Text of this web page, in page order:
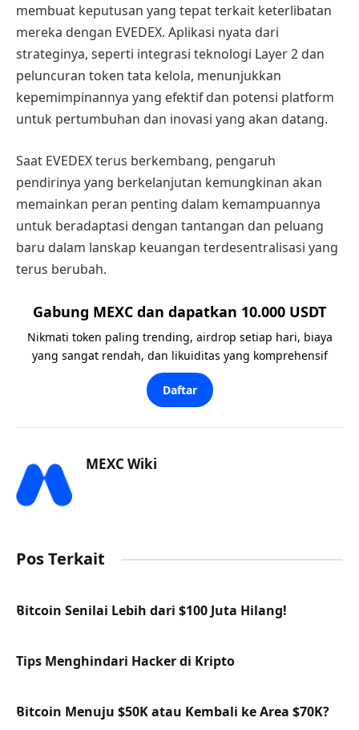
membuat keputusan yang tepat terkait keterlibatan
mereka dengan EVEDEX. Aplikasi nyata dari
strateginya, seperti integrasi teknologi Layer 2 dan
peluncuran token tata kelola, menunjukkan
kepemimpinannya yang efektif dan potensi platform
untuk pertumbuhan dan inovasi yang akan datang.
Saat EVEDEX terus berkembang, pengaruh
pendirinya yang berkelanjutan kemungkinan akan
memainkan peran penting dalam kemampuannya
untuk beradaptasi dengan tantangan dan peluang
baru dalam lanskap keuangan terdesentralisasi yang
terus berubah.
Gabung MEXC dan dapatkan 10.000 USDT
Nikmati token paling trending, airdrop setiap hari, biaya
yang sangat rendah, dan likuiditas yang komprehensif
Daftar
MEXC Wiki
Pos Terkait
Bitcoin Senilai Lebih dari $100 Juta Hilang!
Tips Menghindari Hacker di Kripto
Bitcoin Menuju $50K atau Kembali ke Area $70K?